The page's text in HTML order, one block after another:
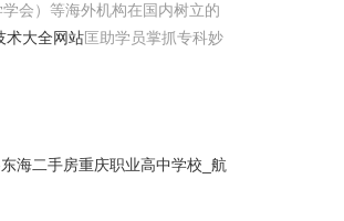
会）等海外机构在国内树立的
术大全网站匡助学员掌抓专科妙
海二手房重庆职业高中学校_航